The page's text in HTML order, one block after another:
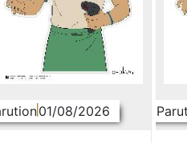
01/08/2026